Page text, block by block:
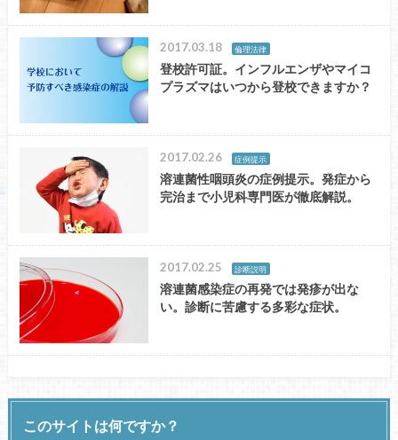
2017.03.18 倫理法律
登校許可証。インフルエンザやマイコ
プラズマはいつから登校できますか？
2017.02.26 症例提示
溶連菌性咽頭炎の症例提示。発症から
完治まで小児科専門医が徹底解説。
2017.02.25 診断説明
溶連菌感染症の再発では発疹が出な
い。診断に苦慮する多彩な症状。
このサイトは何ですか？